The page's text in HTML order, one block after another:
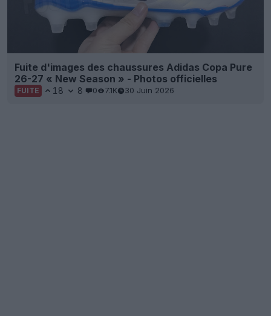
Fuite d'images des chaussures Adidas Copa Pure
26-27 « New Season » - Photos officielles
FUITE 18 8 0 7.1K 30 Juin 2026